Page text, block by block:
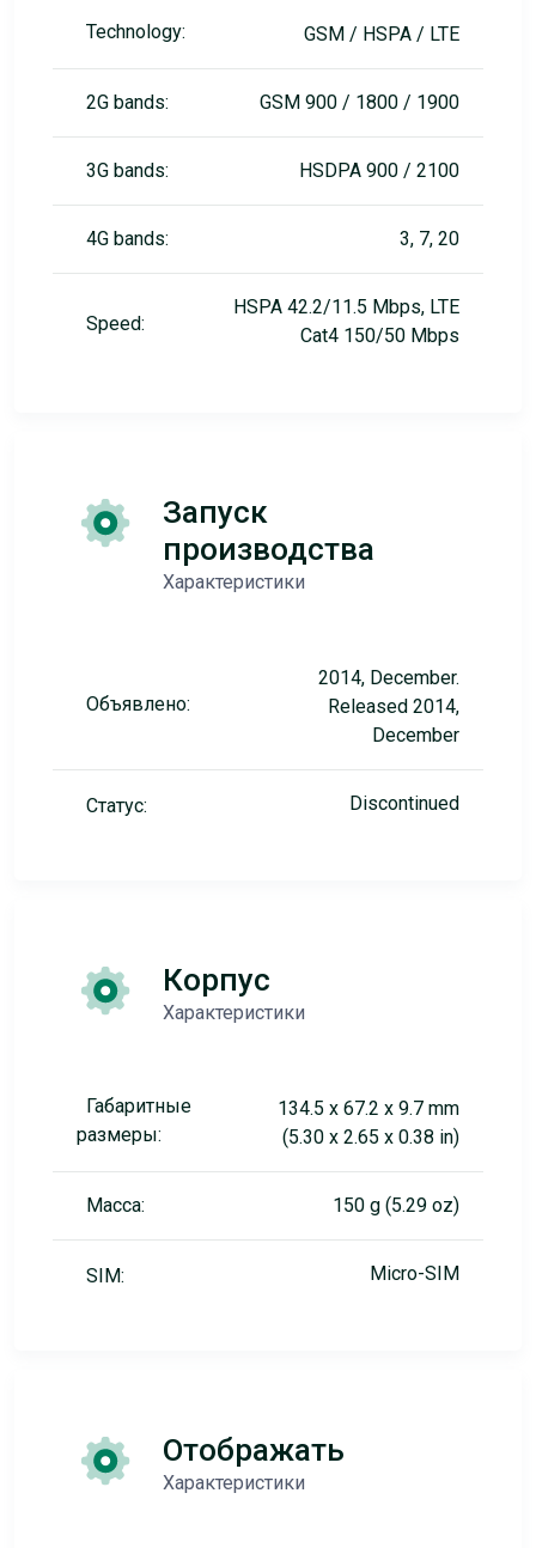
Technology: GSM / HSPA / LTE
2G bands: GSM 900 / 1800 / 1900
3G bands: HSDPA 900 / 2100
4G bands: 3, 7, 20
Speed:
HSPA 42.2/11.5 Mbps, LTE
Cat4 150/50 Mbps
Запуск
производства
Характеристики
Объявлено:
2014, December.
Released 2014,
December
Статус: Discontinued
Корпус
Характеристики
Габаритные
размеры:
134.5 x 67.2 x 9.7 mm
(5.30 x 2.65 x 0.38 in)
Масса: 150 g (5.29 oz)
SIM: Micro-SIM
Отображать
Характеристики